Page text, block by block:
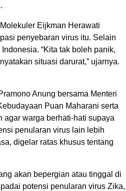
Eijkman Herawati
penyebaran virus itu. Selain
“Kita tak boleh panik,
situasi darurat,” ujarnya.
Anung bersama Menteri
Puan Maharani serta
agar warga berhati-hati supaya
penularan virus lain lebih
digelar ratas khusus tentang
akan bepergian atau tinggal di
potensi penularan virus Zika,